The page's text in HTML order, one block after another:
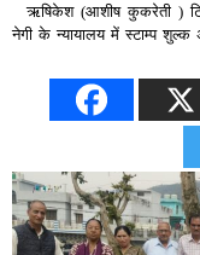
ऋषिकेश (आशीष कुकरेती )
नेगी के न्यायालय में स्टाम्प शुल्क